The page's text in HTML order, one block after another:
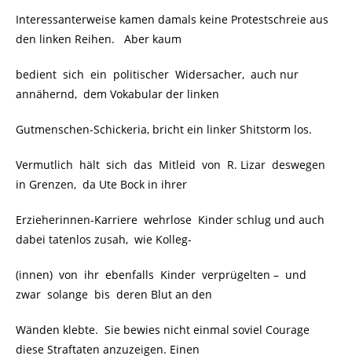
Interessanterweise kamen damals keine Protestschreie aus
den linken Reihen. Aber kaum
bedient sich ein politischer Widersacher, auch nur
annähernd, dem Vokabular der linken
Gutmenschen-Schickeria, bricht ein linker Shitstorm los.
Vermutlich hält sich das Mitleid von R. Lizar deswegen
in Grenzen, da Ute Bock in ihrer
Erzieherinnen-Karriere wehrlose Kinder schlug und auch
dabei tatenlos zusah, wie Kolleg-
(innen) von ihr ebenfalls Kinder verprügelten – und
zwar solange bis deren Blut an den
Wänden klebte. Sie bewies nicht einmal soviel Courage
diese Straftaten anzuzeigen. Einen